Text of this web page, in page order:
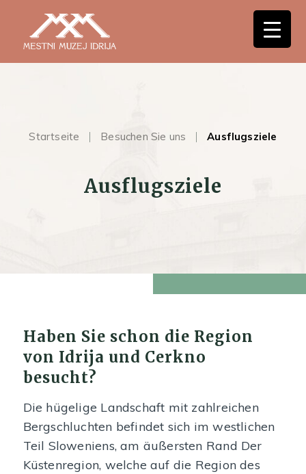
Startseite Besuchen Sie uns Ausflugsziele
Ausflugsziele
Haben Sie schon die Region
von Idrija und Cerkno
besucht?
Die hügelige Landschaft mit zahlreichen
Bergschluchten befindet sich im westlichen
Teil Sloweniens, am äußersten Rand Der
Küstenregion, welche auf die Region des